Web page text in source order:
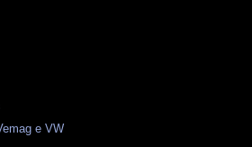
e VW